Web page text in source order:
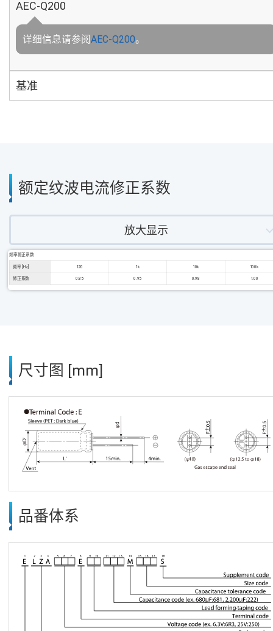
AEC-Q200
详细信息请参阅AEC-Q200。
基准
额定纹波电流修正系数
放大显示
频率修正系数
频率 [Hz] 120 1k 10k 100k
修正系数 0.85 0.95 0.98 1.00
尺寸图 [mm]
品番体系